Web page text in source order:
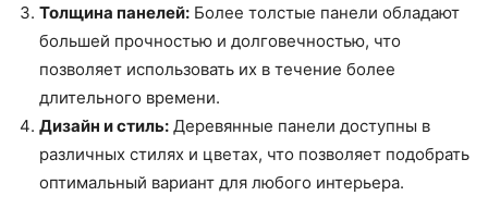
Толщина панелей: Более толстые панели обладают
большей прочностью и долговечностью, что
позволяет использовать их в течение более
длительного времени.
Дизайн и стиль: Деревянные панели доступны в
различных стилях и цветах, что позволяет подобрать
оптимальный вариант для любого интерьера.